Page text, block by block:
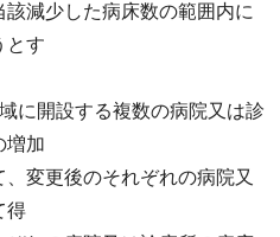
減少した病床数の範囲内に
とす
に開設する複数の病院又は診
増加
変更後のそれぞれの病院又
得